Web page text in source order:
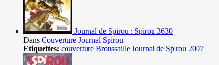
Journal de Spirou : Spirou 3630
Dans Couverture Journal Spirou
Etiquettes: couverture Broussaille Journal de Spirou 2007